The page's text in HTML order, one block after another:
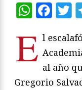
E l
al año
Gregorio